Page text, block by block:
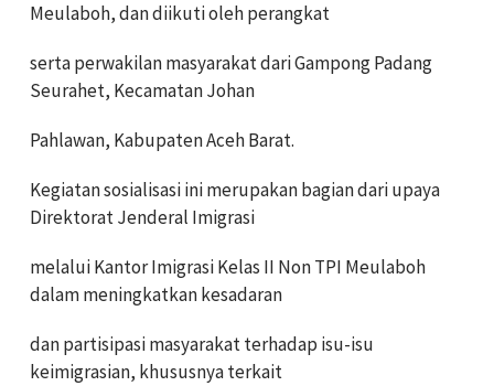
Meulaboh, dan diikuti oleh perangkat
serta perwakilan masyarakat dari Gampong Padang
Seurahet, Kecamatan Johan
Pahlawan, Kabupaten Aceh Barat.
Kegiatan sosialisasi ini merupakan bagian dari upaya
Direktorat Jenderal Imigrasi
melalui Kantor Imigrasi Kelas II Non TPI Meulaboh
dalam meningkatkan kesadaran
dan partisipasi masyarakat terhadap isu-isu
keimigrasian, khususnya terkait